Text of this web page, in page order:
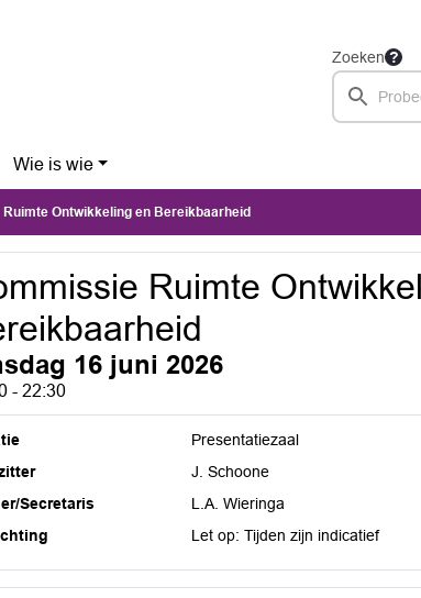
Zoeken
Wie is wie
Ontwikkeling en Bereikbaarheid
Ruimte
16 juni 2026
- 22:30
Presentatiezaal
J. Schoone
Secretaris
L.A. Wieringa
Let op: Tijden zijn indicatief